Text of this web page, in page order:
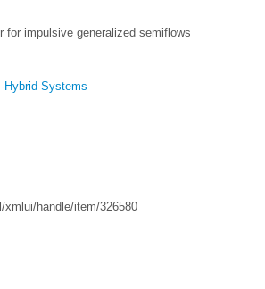
for impulsive generalized semiflows
Hybrid Systems
xmlui/handle/item/326580